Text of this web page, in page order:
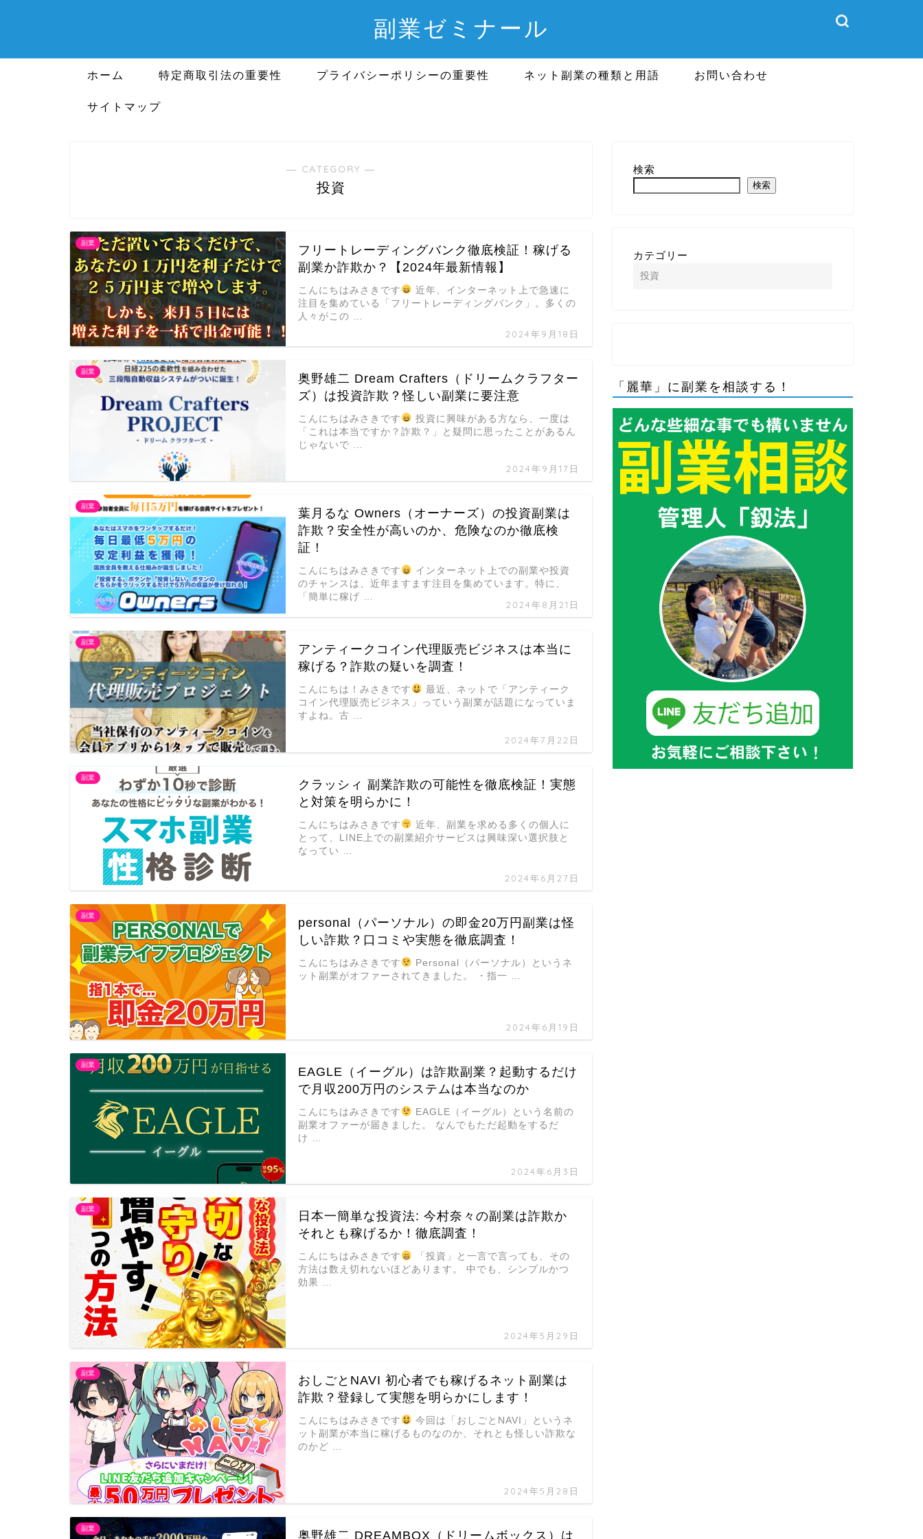
副業ゼミナール
ホーム 特定商取引法の重要性 プライバシーポリシーの重要性 ネット副業の種類と用語 お問い合わせ
サイトマップ
― CATEGORY ―
投資
副業
フリートレーディングバンク徹底検証！稼げる
副業か詐欺か？【2024年最新情報】
2024年9月18日
こんにちはみさきです
近年、インターネット上で急速に
注目を集めている「フリートレーディングバンク」。多くの
人々がこの …
副業
奥野雄二 Dream Crafters（ドリームクラフター
ズ）は投資詐欺？怪しい副業に要注意
2024年9月17日
こんにちはみさきです
投資に興味がある方なら、一度は
「これは本当ですか？詐欺？」と疑問に思ったことがあるん
じゃないで …
副業
葉月るな Owners（オーナーズ）の投資副業は
詐欺？安全性が高いのか、危険なのか徹底検
証！
2024年8月21日
こんにちはみさきです
インターネット上での副業や投資
のチャンスは、近年ますます注目を集めています。特に、
「簡単に稼げ …
副業
アンティークコイン代理販売ビジネスは本当に
稼げる？詐欺の疑いを調査！
2024年7月22日
こんにちは！みさきです
最近、ネットで「アンティーク
コイン代理販売ビジネス」っていう副業が話題になっていま
すよね。古 …
副業
クラッシィ 副業詐欺の可能性を徹底検証！実態
と対策を明らかに！
2024年6月27日
こんにちはみさきです
近年、副業を求める多くの個人に
とって、LINE上での副業紹介サービスは興味深い選択肢と
なってい …
副業
personal（パーソナル）の即金20万円副業は怪
しい詐欺？口コミや実態を徹底調査！
2024年6月19日
こんにちはみさきです
Personal（パーソナル）というネ
ット副業がオファーされてきました。 ・指一 …
副業
EAGLE（イーグル）は詐欺副業？起動するだけ
で月収200万円のシステムは本当なのか
2024年6月3日
こんにちはみさきです
EAGLE（イーグル）という名前の
副業オファーが届きました。 なんでもただ起動をするだ
け …
副業
日本一簡単な投資法: 今村奈々の副業は詐欺か
それとも稼げるか！徹底調査！
2024年5月29日
こんにちはみさきです
「投資」と一言で言っても、その
方法は数え切れないほどあります。 中でも、シンプルかつ
効果 …
副業
おしごとNAVI 初心者でも稼げるネット副業は
詐欺？登録して実態を明らかにします！
2024年5月28日
こんにちはみさきです
今回は「おしごとNAVI」というネ
ット副業が本当に稼げるものなのか、それとも怪しい詐欺な
のかど …
副業
奥野雄二 DREAMBOX（ドリームボックス）は
検索
検索
カテゴリー
「麗華」に副業を相談する！